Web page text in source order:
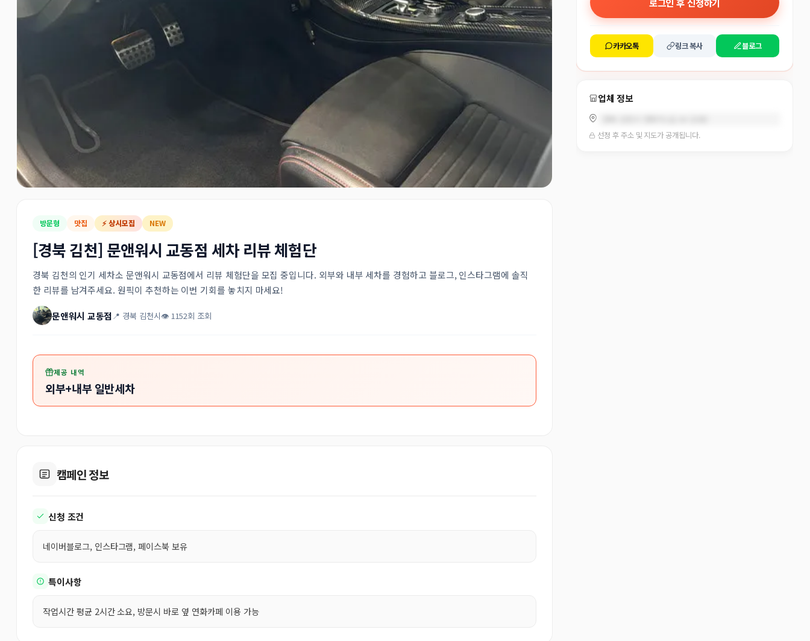
방문형 맛집 ⚡ 상시모집 NEW
[경북 김천] 문앤워시 교동점 세차 리뷰 체험단
경북 김천의 인기 세차소 문앤워시 교동점에서 리뷰 체험단을 모집 중입니다. 외부와 내부 세차를 경험하고 블로그, 인스타그램에 솔직
한 리뷰를 남겨주세요. 원픽이 추천하는 이번 기회를 놓치지 마세요!
문앤워시 교동점 📍 경북 김천시👁 1152회 조회
제공 내역
외부+내부 일반세차
캠페인 정보
신청 조건
네이버블로그, 인스타그램, 페이스북 보유
특이사항
작업시간 평균 2시간 소요, 방문시 바로 옆 연화카페 이용 가능
카카오톡 링크 복사 블로그
업체 정보
선정 후 주소 및 지도가 공개됩니다.